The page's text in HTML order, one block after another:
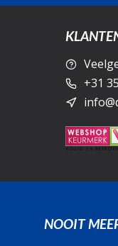
+31
NOOIT